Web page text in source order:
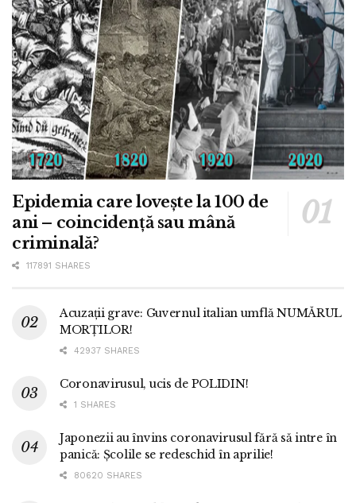
Epidemia care lovește la 100 de
ani – coincidență sau mână
criminală?
117891 SHARES
Acuzații grave: Guvernul italian umflă NUMĂRUL
MORȚILOR!
42937 SHARES
Coronavirusul, ucis de POLIDIN!
1 SHARES
Japonezii au învins coronavirusul fără să intre în
panică: Școlile se redeschid în aprilie!
80620 SHARES